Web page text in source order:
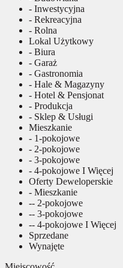
- Inwestycyjna
- Rekreacyjna
- Rolna
Lokal Użytkowy
- Biura
- Garaż
- Gastronomia
- Hale & Magazyny
- Hotel & Pensjonat
- Produkcja
- Sklep & Usługi
Mieszkanie
- 1-pokojowe
- 2-pokojowe
- 3-pokojowe
- 4-pokojowe I Więcej
Oferty Deweloperskie
- Mieszkanie
-- 2-pokojowe
-- 3-pokojowe
-- 4-pokojowe I Więcej
Sprzedane
Wynajęte